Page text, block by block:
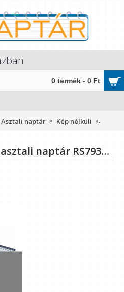
0 termék - 0 Ft
Asztali naptár Kép nélküli
Fekvő, fehér lapos asztali naptár RS7931, Kék